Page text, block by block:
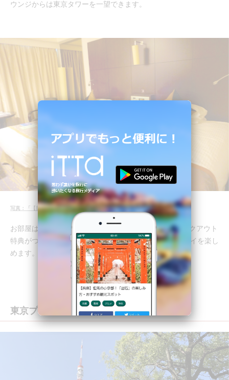
ウンジからは東京タワーを一望できます。
写真：「【日本橋】高級感がある癒しの空間「ロイヤルパークホテル」」より
お部屋は広々としており、居心地は最高。レイトチェックアウト
特典がついているので、15時までゆっくりとホテルステイを楽し
めます。
東京プリンスホテル（芝公園）